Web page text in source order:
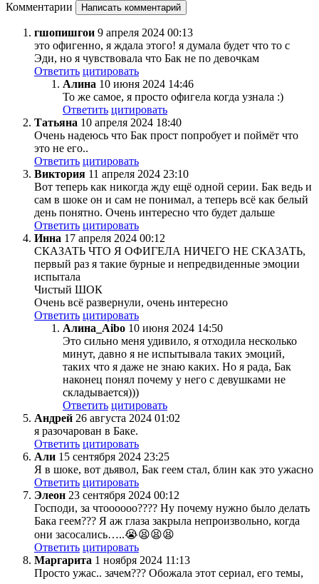
Комментарии Написать комментарий
гшопишгои 9 апреля 2024 00:13
это офигенно, я ждала этого! я думала будет что то с
Эди, но я чувствовала что Бак не по девочкам
Ответить цитировать
Алина 10 июня 2024 14:46
То же самое, я просто офигела когда узнала :)
Ответить цитировать
Татьяна 10 апреля 2024 18:40
Очень надеюсь что Бак прост попробует и поймёт что
это не его..
Ответить цитировать
Виктория 11 апреля 2024 23:10
Вот теперь как никогда жду ещё одной серии. Бак ведь и
сам в шоке он и сам не понимал, а теперь всё как белый
день понятно. Очень интересно что будет дальше
Ответить цитировать
Инна 17 апреля 2024 00:12
СКАЗАТЬ ЧТО Я ОФИГЕЛА НИЧЕГО НЕ СКАЗАТЬ,
первый раз я такие бурные и непредвиденные эмоции
испытала
Чистый ШОК
Очень всё развернули, очень интересно
Ответить цитировать
Алина_Aibo 10 июня 2024 14:50
Это сильно меня удивило, я отходила несколько
минут, давно я не испытывала таких эмоций,
таких что я даже не знаю каких. Но я рада, Бак
наконец понял почему у него с девушками не
складывается)))
Ответить цитировать
Андрей 26 августа 2024 01:02
я разочарован в Баке.
Ответить цитировать
Али 15 сентября 2024 23:25
Я в шоке, вот дьявол, Бак геем стал, блин как это ужасно
Ответить цитировать
Элеон 23 сентября 2024 00:12
Господи, за чтоооооо???? Ну почему нужно было делать
Бака геем??? Я аж глаза закрыла непроизвольно, когда
они засосались…..😭😫😫😫
Ответить цитировать
Маргарита 1 ноября 2024 11:13
Просто ужас.. зачем??? Обожала этот сериал, его темы,